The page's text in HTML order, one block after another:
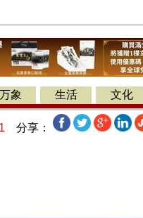
万象 生活 文化
分享：